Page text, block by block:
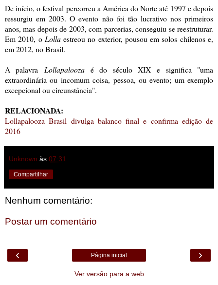
De início, o festival percorreu a América do Norte até 1997 e depois
ressurgiu em 2003. O evento não foi tão lucrativo nos primeiros
anos, mas depois de 2003, com parcerias, conseguiu se reestruturar.
Em 2010, o Lollaestreou no exterior, pousou em solos chilenos e,
em 2012, no Brasil.
A palavra
Lollapaloozaé do século XIX e significa "uma
extraordinária ou incomum coisa, pessoa, ou evento; um exemplo
excepcional ou circunstância".
RELACIONADA:
Lollapalooza Brasil divulga balanco final e confirma edição de
2016
Unknown às 07:31
Compartilhar
Nenhum comentário:
Postar um comentário
‹ ›
Página inicial
Ver versão para a web